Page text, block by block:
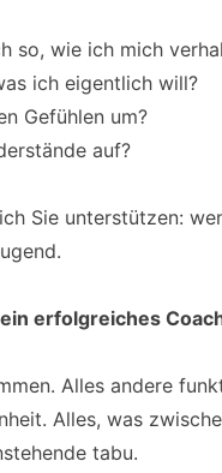
so, wie ich mich
ich eigentlich will?
Gefühlen um?
auf?
Sie unterstützen:
erfolgreiches
Alles andere
Alles, was
tabu.